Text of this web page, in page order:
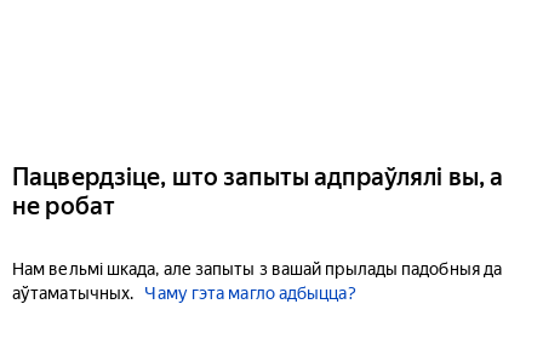
Пацвердзіце, што запыты адпраўлялі вы, а
не робат
Нам вельмі шкада, але запыты з вашай прылады падобныя да
аўтаматычных.
Чаму гэта магло адбыцца?